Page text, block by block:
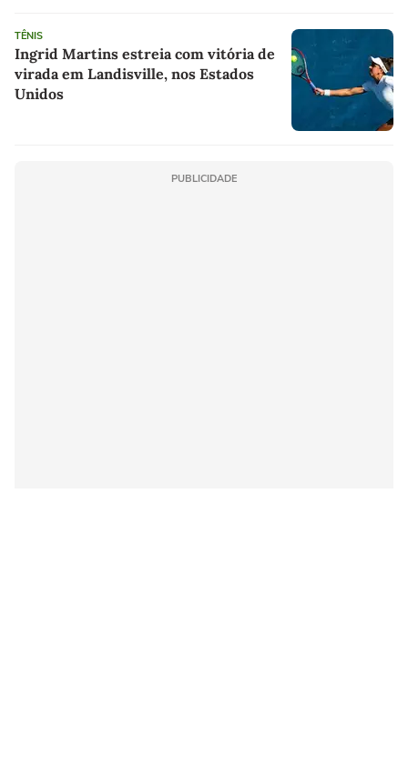
TÊNIS
Ingrid Martins estreia com vitória de
virada em Landisville, nos Estados
Unidos
PUBLICIDADE